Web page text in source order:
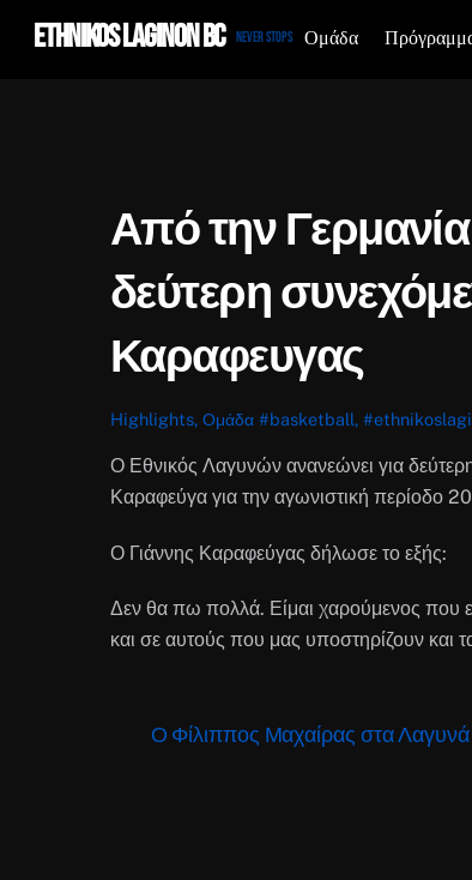
Ethnikos Laginon BC Never Stops Ομάδα
Από την
δεύτερη
Καραφευγας
Highlights, Ομάδα #basketball,
Ο Εθνικός Λαγυνών ανανεώνει για
Καραφεύγα για την αγωνιστική περίοδο
Ο Γιάννης Καραφεύγας δήλωσε το εξής:
Δεν θα πω πολλά. Είμαι χαρούμενος που
και σε αυτούς που μας υποστηρίζουν και
Ο Φίλιππος Μαχαίρας στα Λαγυνά